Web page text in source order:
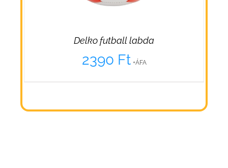
Delko futball labda
2390 Ft +ÁFA